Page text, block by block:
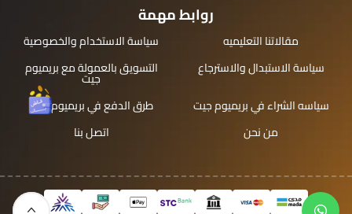
روابط مهمة
مقالاتنا التعليميه
سياسة الاستخدام والخصوصية
سياسة الاستبدال والاسترجاع
التسويق بالعمولة مع بريميوم
جيت
سياسه الشراء في بريميوم جيت
طرق الدفع في بريميوم جيت
من نحن
اتصل بنا